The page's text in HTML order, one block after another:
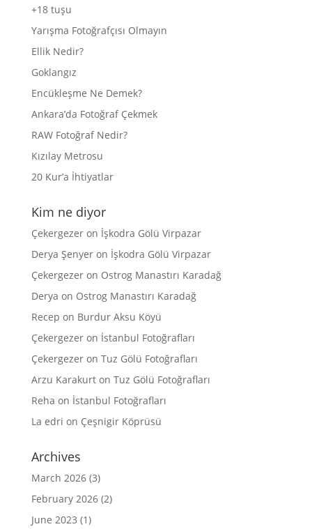
+18 tuşu
Yarışma Fotoğrafçısı Olmayın
Ellik Nedir?
Goklangız
Encükleşme Ne Demek?
Ankara’da Fotoğraf Çekmek
RAW Fotoğraf Nedir?
Kızılay Metrosu
20 Kur’a İhtiyatlar
Kim ne diyor
Çekergezeron İşkodra Gölü Virpazar
Derya Şenyeron İşkodra Gölü Virpazar
Çekergezeron Ostrog Manastırı Karadağ
Derya on Ostrog Manastırı Karadağ
Recep on Burdur Aksu Köyü
Çekergezeron İstanbul Fotoğrafları
Çekergezeron Tuz Gölü Fotoğrafları
Arzu Karakurton Tuz Gölü Fotoğrafları
Reha on İstanbul Fotoğrafları
La edri on Çeşnigir Köprüsü
Archives
March 2026(3)
February 2026(2)
June 2023 (1)